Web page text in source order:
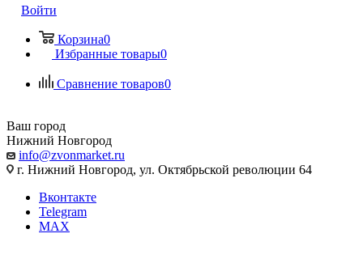
Войти
Корзина0
Избранные товары0
Сравнение товаров0
Ваш город
Нижний Новгород
info@zvonmarket.ru
г. Нижний Новгород, ул. Октябрьской революции 64
Вконтакте
Telegram
MAX